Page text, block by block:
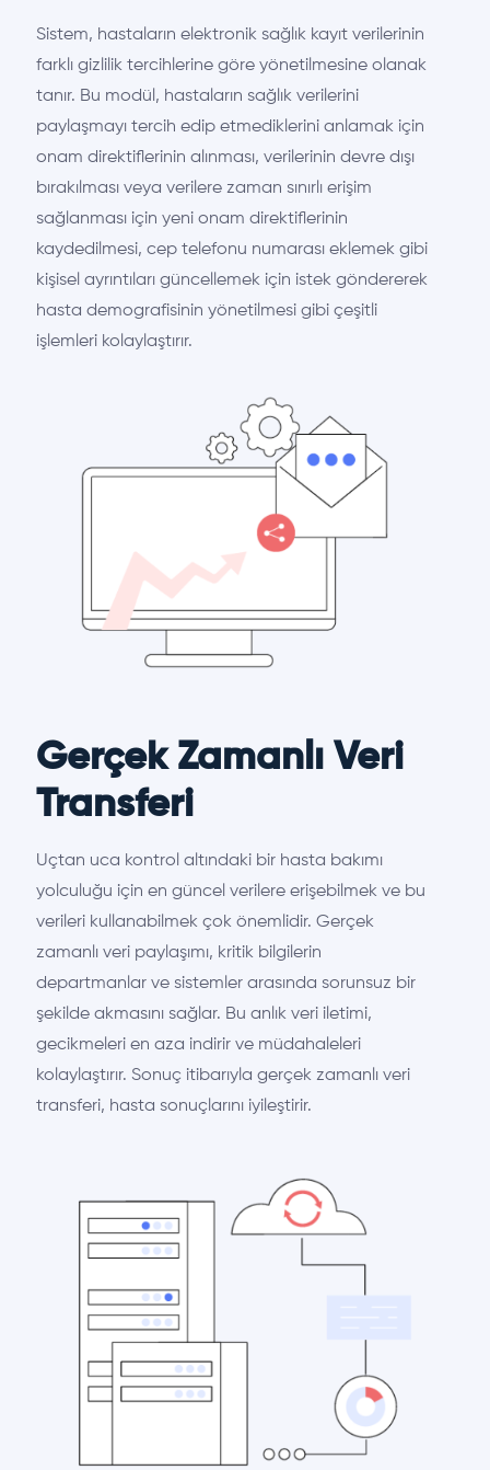
Sistem, hastaların elektronik sağlık kayıt verilerinin
farklı gizlilik tercihlerine göre yönetilmesine olanak
tanır. Bu modül, hastaların sağlık verilerini
paylaşmayı tercih edip etmediklerini anlamak için
onam direktiflerinin alınması, verilerinin devre dışı
bırakılması veya verilere zaman sınırlı erişim
sağlanması için yeni onam direktiflerinin
kaydedilmesi, cep telefonu numarası eklemek gibi
kişisel ayrıntıları güncellemek için istek göndererek
hasta demografisinin yönetilmesi gibi çeşitli
işlemleri kolaylaştırır.
Gerçek Zamanlı Veri
Transferi
Uçtan uca kontrol altındaki bir hasta bakımı
yolculuğu için en güncel verilere erişebilmek ve bu
verileri kullanabilmek çok önemlidir. Gerçek
zamanlı veri paylaşımı, kritik bilgilerin
departmanlar ve sistemler arasında sorunsuz bir
şekilde akmasını sağlar. Bu anlık veri iletimi,
gecikmeleri en aza indirir ve müdahaleleri
kolaylaştırır. Sonuç itibarıyla gerçek zamanlı veri
transferi, hasta sonuçlarını iyileştirir.